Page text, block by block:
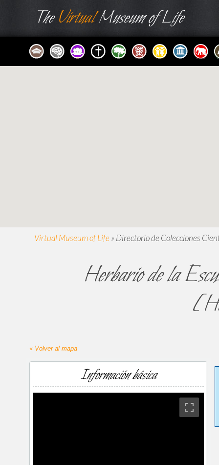
TheVirtualMuseum of Life
Virtual Museum of Life » Directorio de Colecciones
Herbario de la
« Volver al mapa
Información básica